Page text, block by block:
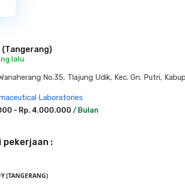
(Tangerang)
lalu
No.35, Tlajung Udik, Kec. Gn. Putri,
Laboratories
- Rp. 4.000.000 / Bulan
pekerjaan :
(TANGERANG)